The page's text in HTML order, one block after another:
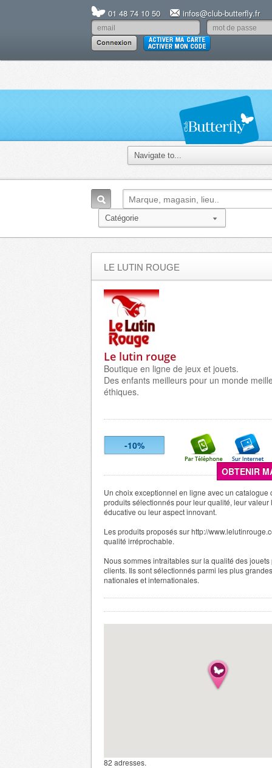
01 48 74 10 50 infos@club-butterfly.fr
LE LUTIN ROUGE
Le lutin rouge
Boutique en ligne de jeux et jouets.
Des enfants meilleurs pour un monde
éthiques.
-10%
OBTENIR
Un choix exceptionnel en ligne avec un catalogue
produits sélectionnés pour leur qualité, leur valeur
éducative ou leur aspect innovant.
Les produits proposés sur http://
qualité irréprochable.
Nous sommes intraitables sur la qualité des
clients. Ils sont sélectionnés parmi les plus
nationales et internationales.
82 adresses.